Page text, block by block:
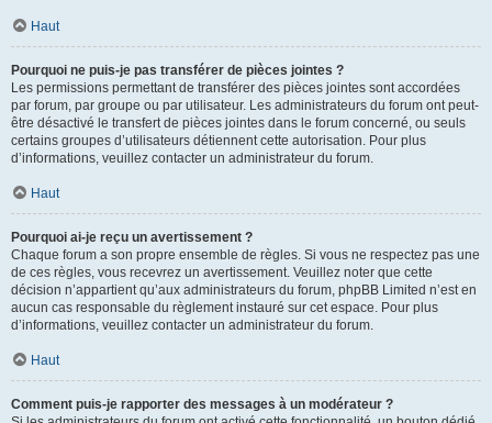
Haut
Pourquoi ne puis-je pas transférer de pièces jointes ?
Les permissions permettant de transférer des pièces jointes sont accordées
par forum, par groupe ou par utilisateur. Les administrateurs du forum ont peut-
être désactivé le transfert de pièces jointes dans le forum concerné, ou seuls
certains groupes d’utilisateurs détiennent cette autorisation. Pour plus
d’informations, veuillez contacter un administrateur du forum.
Haut
Pourquoi ai-je reçu un avertissement ?
Chaque forum a son propre ensemble de règles. Si vous ne respectez pas une
de ces règles, vous recevrez un avertissement. Veuillez noter que cette
décision n’appartient qu’aux administrateurs du forum, phpBB Limited n’est en
aucun cas responsable du règlement instauré sur cet espace. Pour plus
d’informations, veuillez contacter un administrateur du forum.
Haut
Comment puis-je rapporter des messages à un modérateur ?